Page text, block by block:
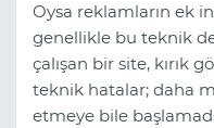
Oysa reklamların ek
genellikle bu teknik
çalışan bir site, kırık
teknik hatalar; daha
etmeye bile